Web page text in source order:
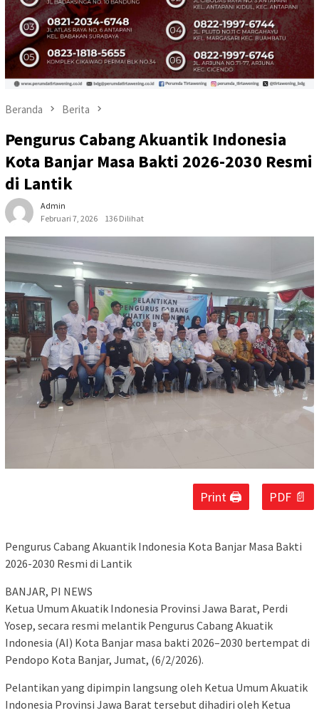
Beranda Berita
Pengurus Cabang Akuantik Indonesia
Kota Banjar Masa Bakti 2026-2030 Resmi
di Lantik
Admin
Februari 7, 2026
136 Dilihat
Print 🖨 PDF 📄
Pengurus Cabang Akuantik Indonesia Kota Banjar Masa Bakti
2026-2030 Resmi di Lantik
BANJAR, PI NEWS
Ketua Umum Akuatik Indonesia Provinsi Jawa Barat, Perdi
Yosep, secara resmi melantik Pengurus Cabang Akuatik
Indonesia (AI) Kota Banjar masa bakti 2026–2030 bertempat di
Pendopo Kota Banjar, Jumat, (6/2/2026).
Pelantikan yang dipimpin langsung oleh Ketua Umum Akuatik
Indonesia Provinsi Jawa Barat tersebut dihadiri oleh Ketua